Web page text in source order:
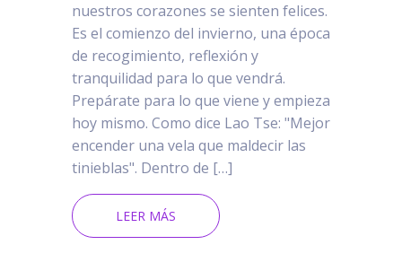
nuestros corazones se sienten felices.
Es el comienzo del invierno, una época
de recogimiento, reflexión y
tranquilidad para lo que vendrá.
Prepárate para lo que viene y empieza
hoy mismo. Como dice Lao Tse: "Mejor
encender una vela que maldecir las
tinieblas". Dentro de […]
LEER MÁS